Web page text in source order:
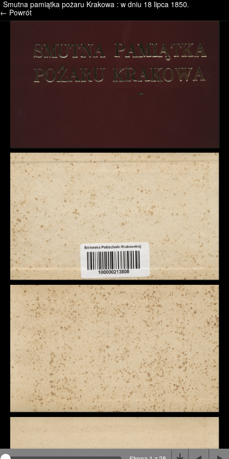
/* */ /* */ /* pliki_strona_po_stronie */
Smutna pamiątka pożaru Krakowa : w dniu 18 lipca 1850.
← Powrót
Na stronie wykorzystywane są pliki cookie, bądź
podobne rozwiązania. Aby poznać szczegóły zapoznaj
się z
polityką prywatności .
Rozumiem